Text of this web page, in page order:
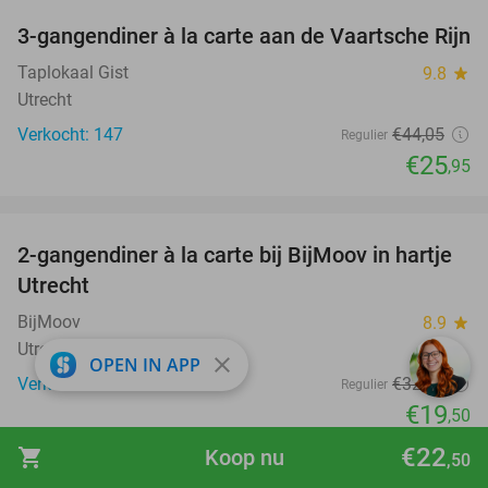
shopping_cart €22,50
Koop nu
41%
3-gangendiner à la carte aan de Vaartsche Rijn
Taplokaal Gist 9.8 star
Utrecht
Verkocht: 147
Regulier €44,05
€25,95
40%
2-gangendiner à la carte bij BijMoov in hartje
Utrecht
BijMoov 8.9 star
Utrecht
Verkocht: 99
Regulier €32,40
€19,50
favorite_border
OPEN IN APP close